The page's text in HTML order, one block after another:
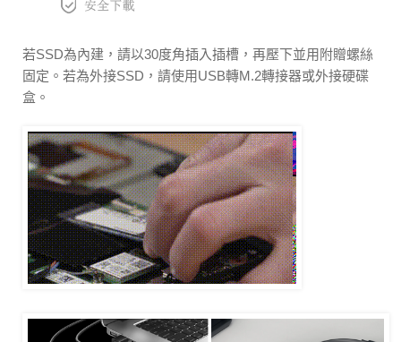
若SSD為內建，請以30度角插入插槽，再壓下並用附贈螺絲
固定。若為外接SSD，請使用USB轉M.2轉接器或外接硬碟
盒。